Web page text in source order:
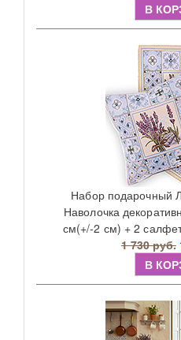
В
Набор подарочный
Наволочка
см(+/-2 см) + 2
1 730 руб.
В